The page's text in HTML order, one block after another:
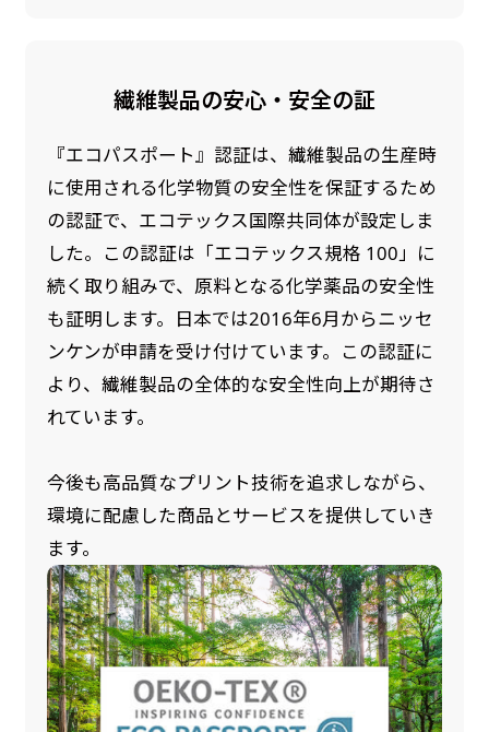
繊維製品の安心・安全の証
『エコパスポート』認証は、繊維製品の生産時
に使用される化学物質の安全性を保証するため
の認証で、エコテックス国際共同体が設定しま
した。この認証は「エコテックス規格 100」に
続く取り組みで、原料となる化学薬品の安全性
も証明します。日本では2016年6月からニッセ
ンケンが申請を受け付けています。この認証に
より、繊維製品の全体的な安全性向上が期待さ
れています。
今後も高品質なプリント技術を追求しながら、
環境に配慮した商品とサービスを提供していき
ます。